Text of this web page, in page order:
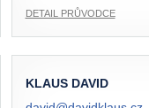
DETAIL PRŮVODCE
KLAUS DAVID